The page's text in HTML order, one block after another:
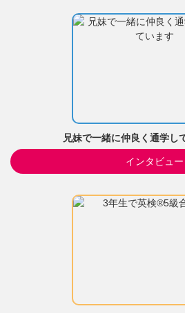
兄妹で一緒に仲良く通学し
インタビュー